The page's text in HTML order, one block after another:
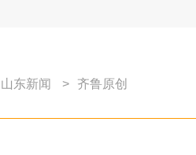
山东新闻 > 齐鲁原创